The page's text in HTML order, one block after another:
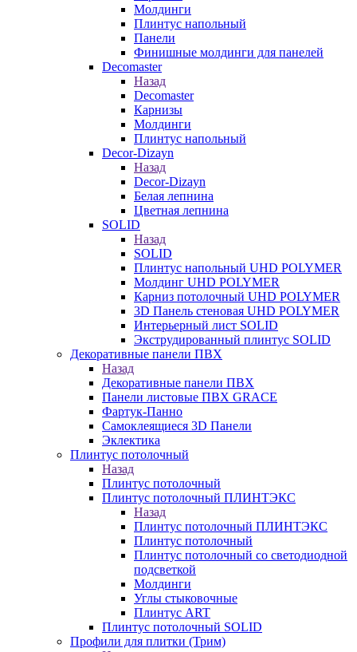
Молдинги
Плинтус напольный
Панели
Финишные молдинги для панелей
Decomaster
Назад
Decomaster
Карнизы
Молдинги
Плинтус напольный
Decor-Dizayn
Назад
Decor-Dizayn
Белая лепнина
Цветная лепнина
SOLID
Назад
SOLID
Плинтус напольный UHD POLYMER
Молдинг UHD POLYMER
Карниз потолочный UHD POLYMER
3D Панель стеновая UHD POLYMER
Интерьерный лист SOLID
Экструдированный плинтус SOLID
Декоративные панели ПВХ
Назад
Декоративные панели ПВХ
Панели листовые ПВХ GRACE
Фартук-Панно
Самоклеящиеся 3D Панели
Эклектика
Плинтус потолочный
Назад
Плинтус потолочный
Плинтус потолочный ПЛИНТЭКС
Назад
Плинтус потолочный ПЛИНТЭКС
Плинтус потолочный
Плинтус потолочный со светодиодной
подсветкой
Молдинги
Углы стыковочные
Плинтус ART
Плинтус потолочный SOLID
Профили для плитки (Трим)